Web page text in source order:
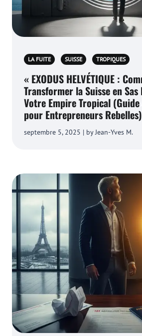
LA FUITE SUISSE TROPIQUES
« EXODUS HELVÉTIQUE :
Transformer la Suisse en
Votre Empire Tropical
pour Entrepreneurs
septembre 5, 2025 | by Jean-Yves M.